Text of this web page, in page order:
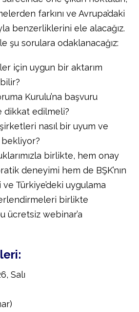
farkını ve Avrupa’daki
benzerliklerini ele alacağız.
şu sorulara odaklanacağız:
için uygun bir aktarım
Kurulu’na başvuru
dikkat edilmeli?
nasıl bir uyum ve
birlikte, hem onay
deneyimi hem de BŞK’nın
Türkiye’deki uygulama
birlikte
ücretsiz webinar’a
Salı